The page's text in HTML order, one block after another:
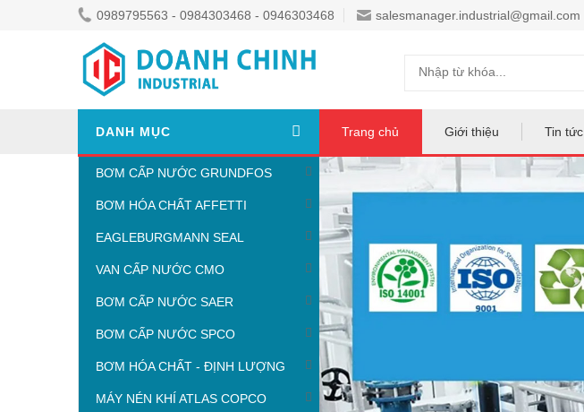
0989795563 - 0984303468 - 0946303468 salesmanager.industrial@gmail.com
DANH MỤC
BƠM CẤP NƯỚC GRUNDFOS
BƠM HÓA CHẤT AFFETTI
EAGLEBURGMANN SEAL
VAN CẤP NƯỚC CMO
BƠM CẤP NƯỚC SAER
BƠM CẤP NƯỚC SPCO
BƠM HÓA CHẤT - ĐỊNH LƯỢNG
MÁY NÉN KHÍ ATLAS COPCO
Trang chủ Giới thiệu Tin tức